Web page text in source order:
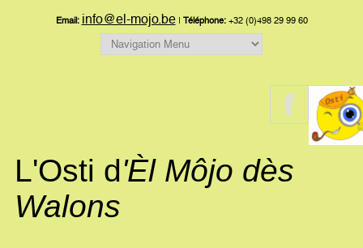
Email: info@el-mojo.be| Téléphone:+32 (0)498 29 99 60
L'Osti d'Èl Môjo dès
Walons